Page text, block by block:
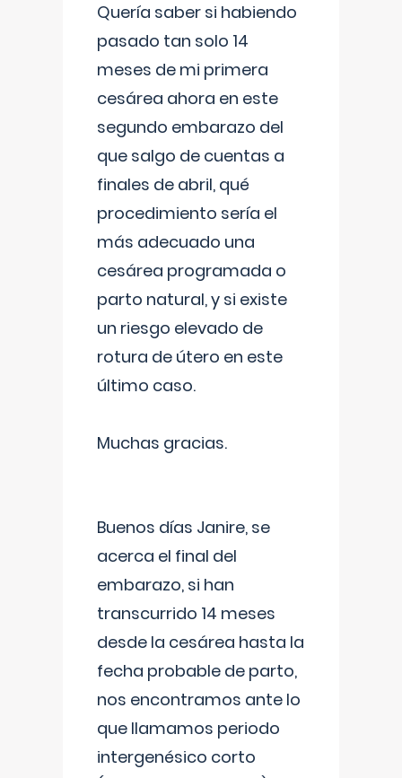
Quería saber si habiendo
pasado tan solo 14
meses de mi primera
cesárea ahora en este
segundo embarazo del
que salgo de cuentas a
finales de abril, qué
procedimiento sería el
más adecuado una
cesárea programada o
parto natural, y si existe
un riesgo elevado de
rotura de útero en este
último caso.
Muchas gracias.
Buenos días Janire, se
acerca el final del
embarazo, si han
transcurrido 14 meses
desde la cesárea hasta la
fecha probable de parto,
nos encontramos ante lo
que llamamos periodo
intergenésico corto